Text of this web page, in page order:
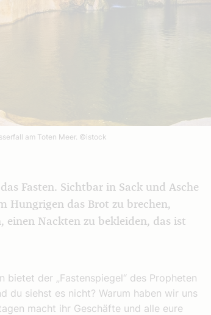
am Toten Meer. ©istock
Fasten. Sichtbar in Sack und Asche
Hungrigen das Brot zu brechen,
einen Nackten zu bekleiden, das ist
der „Fastenspiegel“ des Propheten
du siehst es nicht? Warum haben wir uns
macht ihr Geschäfte und alle eure